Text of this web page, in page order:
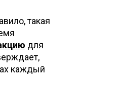
такая
для
каждый